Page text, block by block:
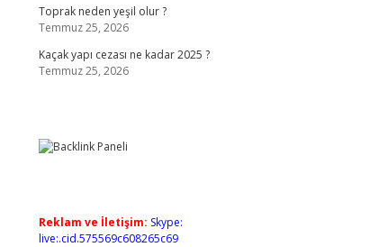
Toprak neden yeşil olur ?
Temmuz 25, 2026
Kaçak yapı cezası ne kadar 2025 ?
Temmuz 25, 2026
Reklam ve İletişim: Skype:
live:.cid.575569c608265c69